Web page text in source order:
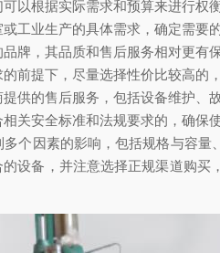
以根据实际需求和预算来进行权
工业生产的具体需求，确定需要
牌，其品质和售后服务相对更有保
前提下，尽量选择性价比较高的
供的售后服务，包括设备维护、
关安全标准和法规要求的，确保使
个因素的影响，包括规格与容量
设备，并注意选择正规渠道购